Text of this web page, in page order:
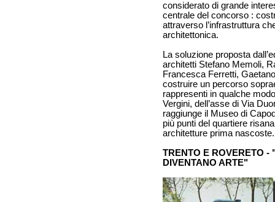
considerato di grande
centrale del concorso :
attraverso l’infrastruttura
architettonica.
La soluzione proposta
architetti Stefano Memoli,
Francesca Ferretti,
costruire un percorso
rappresenti in qualche
Vergini, dell’asse di Via
raggiunge il Museo di
più punti del quartiere
architetture prima nascoste.
TRENTO E ROVERETO -
DIVENTANO ARTE"